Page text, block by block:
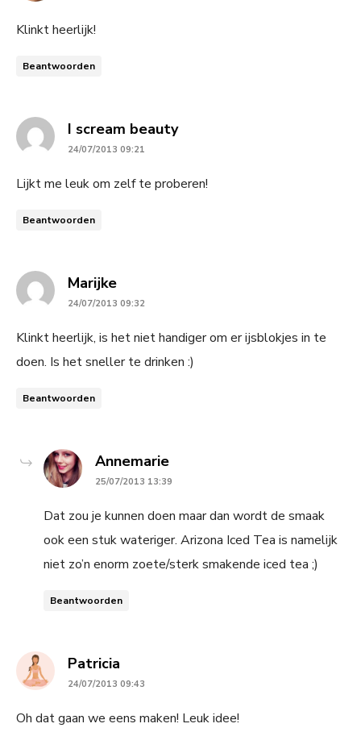
Klinkt heerlijk!
Beantwoorden
I scream beautysays:
24/07/2013 09:21
Lijkt me leuk om zelf te proberen!
Beantwoorden
Marijkesays:
24/07/2013 09:32
Klinkt heerlijk, is het niet handiger om er ijsblokjes in te
doen. Is het sneller te drinken :)
Beantwoorden
Annemariesays:
25/07/2013 13:39
Dat zou je kunnen doen maar dan wordt de smaak
ook een stuk wateriger. Arizona Iced Tea is namelijk
niet zo’n enorm zoete/sterk smakende iced tea ;)
Beantwoorden
Patricia
24/07/2013 09:43
Oh dat gaan we eens maken! Leuk idee!